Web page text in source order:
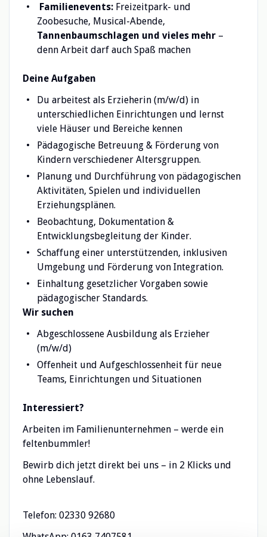
Familienevents:Freizeitpark- und
Zoobesuche, Musical-Abende,
Tannenbaumschlagen und vieles mehr–
denn Arbeit darf auch Spaß machen
Deine Aufgaben
Du arbeitest als Erzieherin (m/w/d) in
unterschiedlichen Einrichtungen und lernst
viele Häuser und Bereiche kennen
Pädagogische Betreuung & Förderung von
Kindern verschiedener Altersgruppen.
Planung und Durchführung von pädagogischen
Aktivitäten, Spielen und individuellen
Erziehungsplänen.
Beobachtung, Dokumentation &
Entwicklungsbegleitung der Kinder.
Schaffung einer unterstützenden, inklusiven
Umgebung und Förderung von Integration.
Einhaltung gesetzlicher Vorgaben sowie
pädagogischer Standards.
Wir suchen
Abgeschlossene Ausbildung als Erzieher
(m/w/d)
Offenheit und Aufgeschlossenheit für neue
Teams, Einrichtungen und Situationen
Interessiert?
Arbeiten im Familienunternehmen – werde ein
feltenbummler!
Bewirb dich jetzt direkt bei uns – in 2 Klicks und
ohne Lebenslauf.
Telefon: 02330 92680